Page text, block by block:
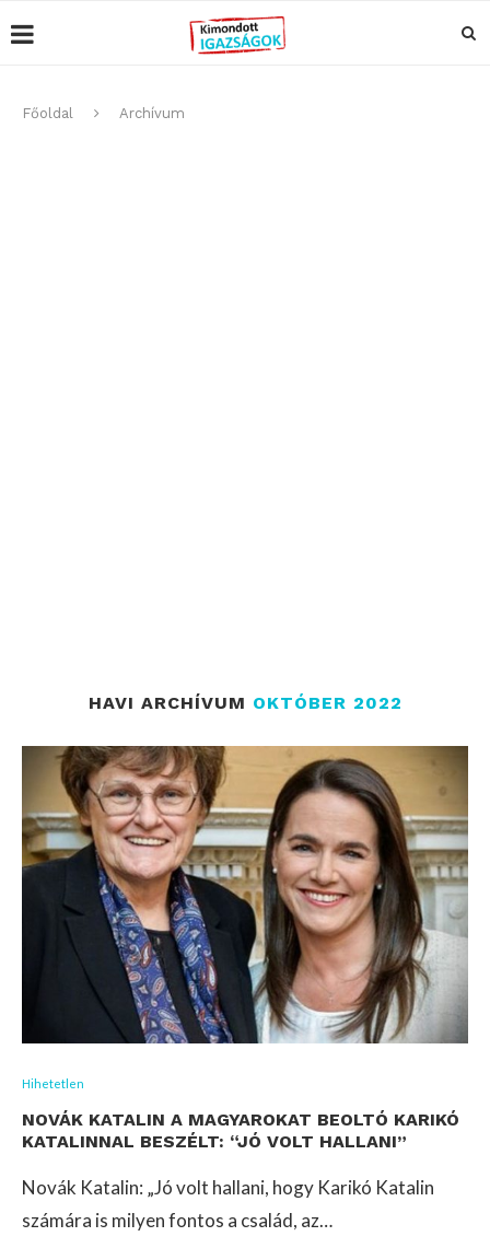
Főoldal Archívum
HAVI ARCHÍVUM OKTÓBER 2022
Hihetetlen
NOVÁK KATALIN A MAGYAROKAT BEOLTÓ KARIKÓ
KATALINNAL BESZÉLT: “JÓ VOLT HALLANI”
Novák Katalin: „Jó volt hallani, hogy Karikó Katalin
számára is milyen fontos a család, az…